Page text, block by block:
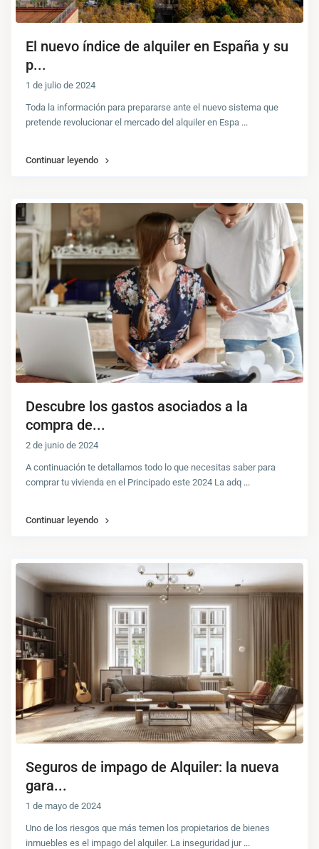
El nuevo índice de alquiler en España y su
p...
1 de julio de 2024
Toda la información para prepararse ante el nuevo sistema que
pretende revolucionar el mercado del alquiler en Espa ...
Continuar leyendo
Descubre los gastos asociados a la
compra de...
2 de junio de 2024
A continuación te detallamos todo lo que necesitas saber para
comprar tu vivienda en el Principado este 2024 La adq ...
Continuar leyendo
Seguros de impago de Alquiler: la nueva
gara...
1 de mayo de 2024
Uno de los riesgos que más temen los propietarios de bienes
inmuebles es el impago del alquiler. La inseguridad jur ...